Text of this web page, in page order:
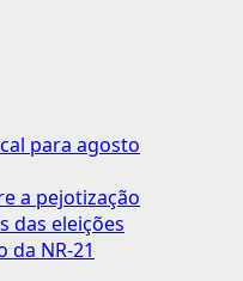
para agosto
a pejotização
das eleições
NR-21